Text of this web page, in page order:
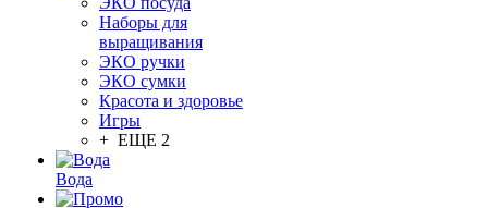
Наборы для
выращивания
ЭКО ручки
ЭКО сумки
Красота и здоровье
Игры
+ ЕЩЕ 2
Вода